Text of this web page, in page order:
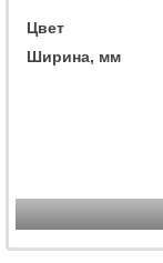
Цвет
Ширина, мм